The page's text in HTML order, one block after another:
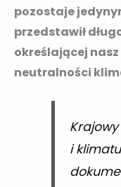
pozostaje
przedstawił
określającej
neutralności
i